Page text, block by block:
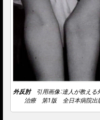
外反肘引用画像：達人が教える
治療 第1版 全日本病院出